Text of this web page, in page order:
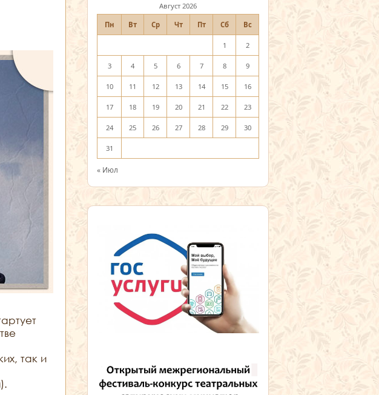
так и
Август 2026
Пн Вт Ср Чт Пт Сб Вс
1 2
3 4 5 6 7 8 9
10 11 12 13 14 15 16
17 18 19 20 21 22 23
24 25 26 27 28 29 30
31
« Июл